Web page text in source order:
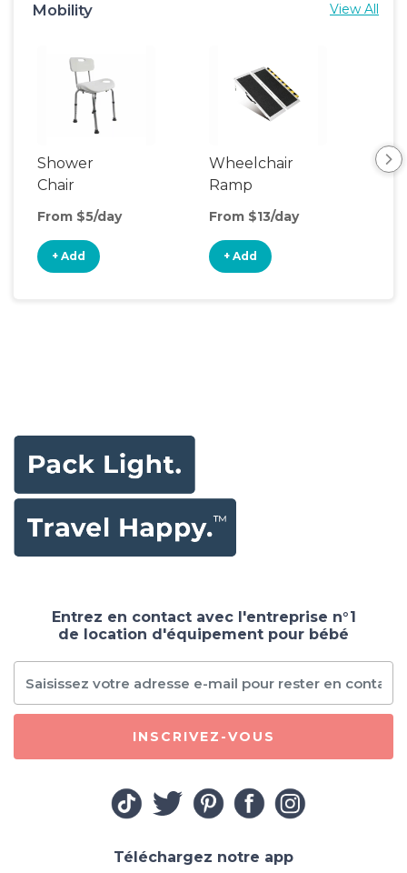
Mobility View All
Shower
Chair
From $5/day
+ Add
Wheelchair
Ramp
From $13/day
+ Add
Entrez en contact avec l'entreprise n°1
de location d'équipement pour bébé
INSCRIVEZ-VOUS
Téléchargez notre app